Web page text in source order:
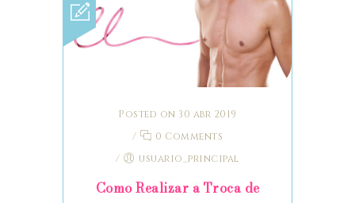
Posted on 30 abr 2019
/
0 Comments
/
usuario_principal
Como Realizar a Troca de